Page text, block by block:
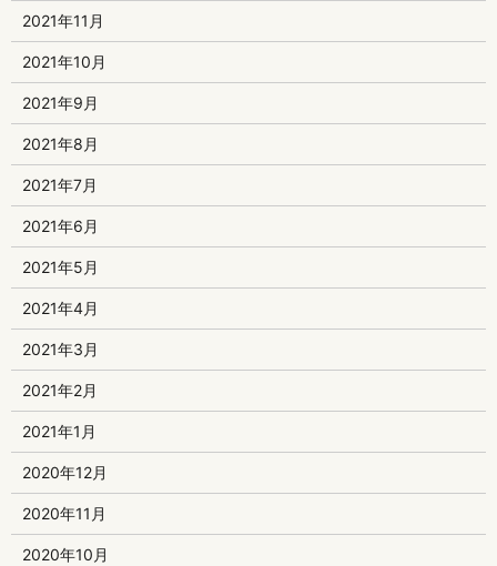
2021年11月
2021年10月
2021年9月
2021年8月
2021年7月
2021年6月
2021年5月
2021年4月
2021年3月
2021年2月
2021年1月
2020年12月
2020年11月
2020年10月